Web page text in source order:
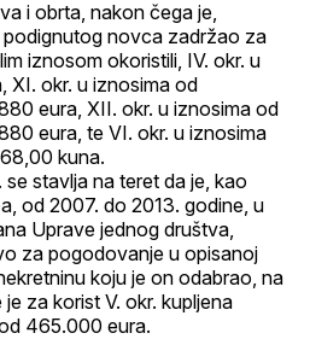
i obrta, nakon čega je,
novca zadržao za
iznosom okoristili, IV. okr. u
XI. okr. u iznosima od
eura, XII. okr. u iznosima od
eura, te VI. okr. u iznosima
kuna.
stavlja na teret da je, kao
od 2007. do 2013. godine, u
Uprave jednog društva,
za pogodovanje u opisanoj
koju je on odabrao, na
za korist V. okr. kupljena
465.000 eura.